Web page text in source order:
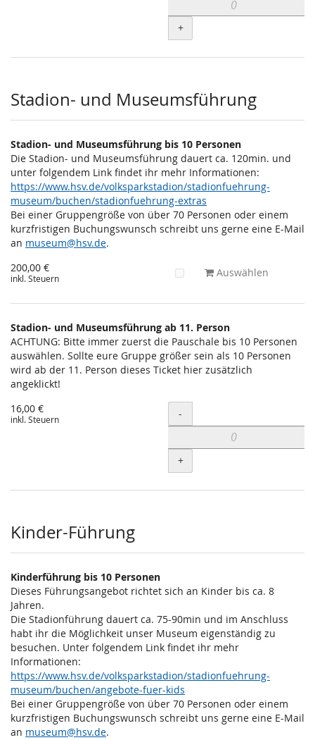
+
Stadion- und Museumsführung
Stadion- und Museumsführung bis 10 Personen
Die Stadion- und Museumsführung dauert ca. 120min. und
unter folgendem Link findet ihr mehr Informationen:
https://www.hsv.de/volksparkstadion/stadionfuehrung-
museum/buchen/stadionfuehrung-extras
Bei einer Gruppengröße von über 70 Personen oder einem
kurzfristigen Buchungswunsch schreibt uns gerne eine E-Mail
an museum@hsv.de.
200,00 €
inkl. Steuern Auswählen
Stadion- und Museumsführung ab 11. Person
ACHTUNG: Bitte immer zuerst die Pauschale bis 10 Personen
auswählen. Sollte eure Gruppe größer sein als 10 Personen
wird ab der 11. Person dieses Ticket hier zusätzlich
angeklickt!
16,00 €
inkl. Steuern Menge
-
+
Kinder-Führung
Kinderführung bis 10 Personen
Dieses Führungsangebot richtet sich an Kinder bis ca. 8
Jahren.
Die Stadionführung dauert ca. 75-90min und im Anschluss
habt ihr die Möglichkeit unser Museum eigenständig zu
besuchen. Unter folgendem Link findet ihr mehr
Informationen:
https://www.hsv.de/volksparkstadion/stadionfuehrung-
museum/buchen/angebote-fuer-kids
Bei einer Gruppengröße von über 70 Personen oder einem
kurzfristigen Buchungswunsch schreibt uns gerne eine E-Mail
an museum@hsv.de.